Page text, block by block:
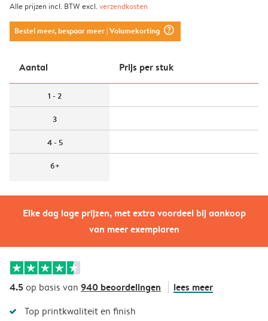
Elke dag lage prijzen, met extra voordeel bij aankoop
van meer exemplaren
Alle prijzen incl. BTW excl.verzendkosten
Bestel meer, bespaar meer| Volumekorting question_mark_circle
Aantal Prijs per stuk
1 - 2
3
4 - 5
6+
4.5op basis van 940 beoordelingen lees meer
Top printkwaliteit en finish